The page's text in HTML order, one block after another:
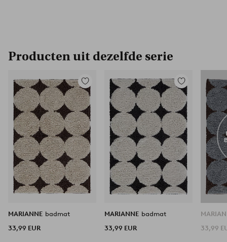
Producten uit dezelfde serie
Toevoegen
aan
favorieten
MARIANNE badmat
33,99 EUR
Toevoegen
aan
favorieten
MARIANNE badmat
33,99 EUR
33,99